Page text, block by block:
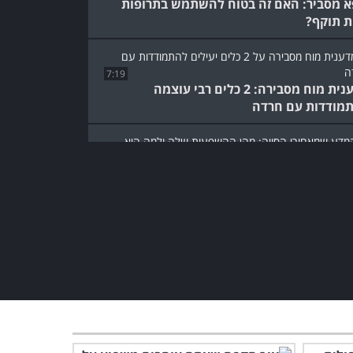
מסביר: האם זה בטוח להשתמש בתרופות
תוקף?
7:19
מדענית מוח מסבירה: 2 כלים רבי עוצמה
עם חרדה
10:30
בקרב ילדים